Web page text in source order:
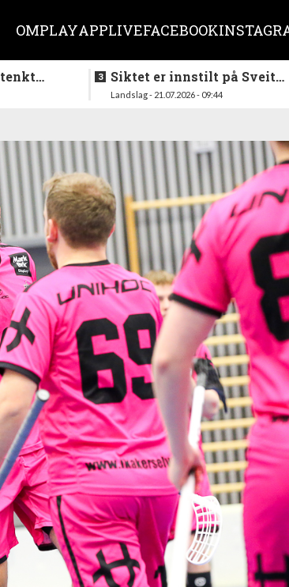
OMPLAYAPPLIVEFACEBOOK
på
Siktet er innstilt på Sveits
i mai
Landslag - 21.07.2026 - 09:44